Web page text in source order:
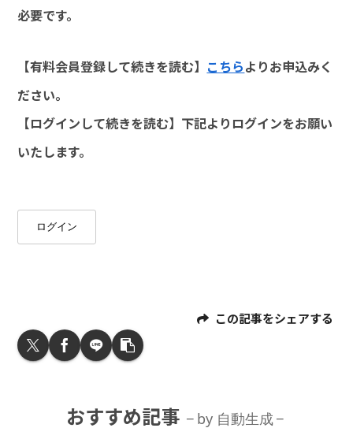
必要です。
【有料会員登録して続きを読む】 こちらよりお申込みく
ださい。
【ログインして続きを読む】下記よりログインをお願い
いたします。
ログイン
この記事をシェアする
おすすめ記事 by 自動生成